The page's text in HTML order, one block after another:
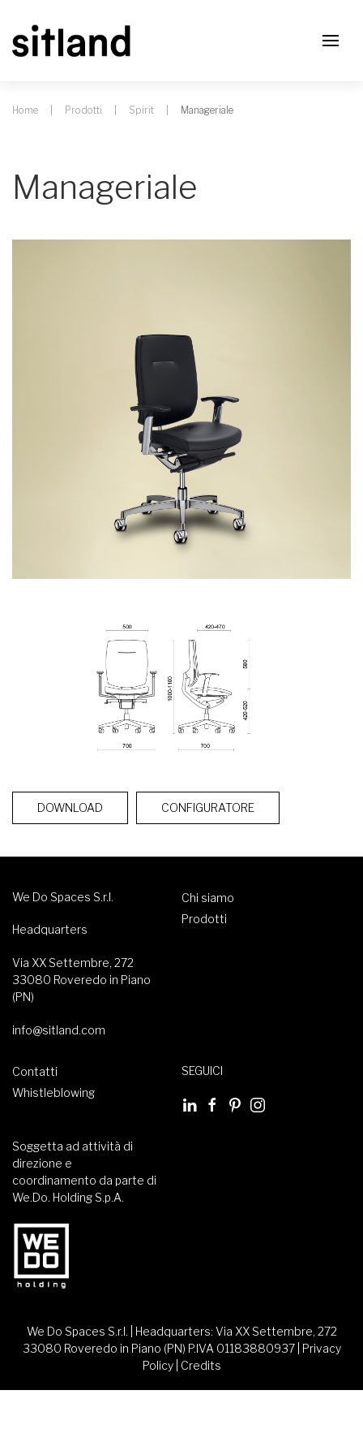
Home Prodotti Spirit Manageriale
Manageriale
DOWNLOAD CONFIGURATORE
We Do Spaces S.r.l.
Headquarters
Via XX Settembre, 272
33080 Roveredo in Piano
(PN)
info@sitland.com
Chi siamo
Prodotti
Contatti
Whistleblowing
SEGUICI
Soggetta ad attività di
direzione e
coordinamento da parte di
We.Do. Holding S.p.A.
We Do Spaces S.r.l. | Headquarters: Via XX Settembre, 272
33080 Roveredo in Piano (PN) P.IVA 01183880937 | Privacy
Policy| Credits